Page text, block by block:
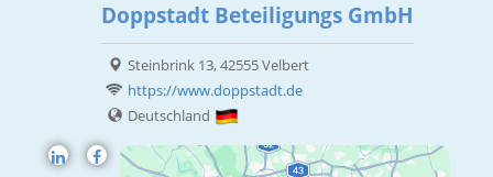
Doppstadt Beteiligungs GmbH
Steinbrink 13, 42555 Velbert
https://www.doppstadt.de
Deutschland